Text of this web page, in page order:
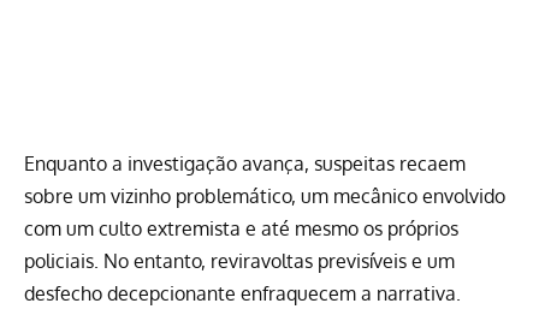
Enquanto a investigação avança, suspeitas recaem
sobre um vizinho problemático, um mecânico envolvido
com um culto extremista e até mesmo os próprios
policiais. No entanto, reviravoltas previsíveis e um
desfecho decepcionante enfraquecem a narrativa.